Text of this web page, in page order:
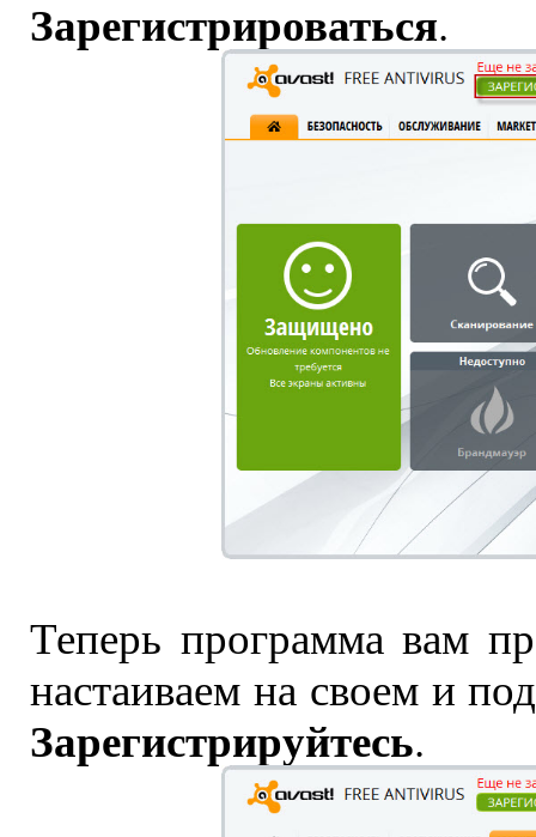
Зарегистрироваться.
Теперь программа вам
настаиваем на своем и
Зарегистрируйтесь.